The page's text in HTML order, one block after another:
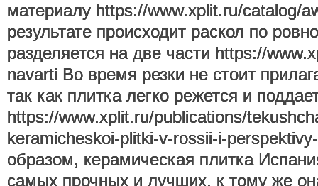
материалу https://www.xplit.ru/catalog/
результате происходит раскол по
разделяется на две части https://
navarti Во время резки не стоит
так как плитка легко режется и
https://www.xplit.ru/publications/
keramicheskoi-plitki-v-rossii-i-
образом, керамическая плитка
самых прочных и лучших, к тому же